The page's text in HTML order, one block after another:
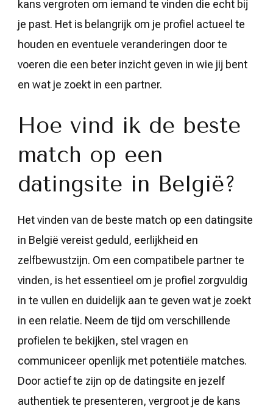
kans vergroten om iemand te vinden die echt bij
je past. Het is belangrijk om je profiel actueel te
houden en eventuele veranderingen door te
voeren die een beter inzicht geven in wie jij bent
en wat je zoekt in een partner.
Hoe vind ik de beste
match op een
datingsite in België?
Het vinden van de beste match op een datingsite
in België vereist geduld, eerlijkheid en
zelfbewustzijn. Om een compatibele partner te
vinden, is het essentieel om je profiel zorgvuldig
in te vullen en duidelijk aan te geven wat je zoekt
in een relatie. Neem de tijd om verschillende
profielen te bekijken, stel vragen en
communiceer openlijk met potentiële matches.
Door actief te zijn op de datingsite en jezelf
authentiek te presenteren, vergroot je de kans